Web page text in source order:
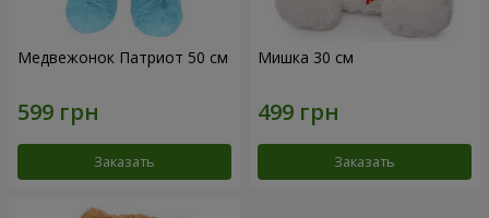
Медвежонок Патриот 50 см
Заказать
Мишка 30 см
Заказать